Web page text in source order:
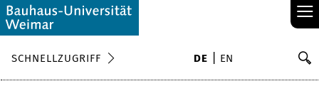
≡
SCHNELLZUGRIFF DE EN